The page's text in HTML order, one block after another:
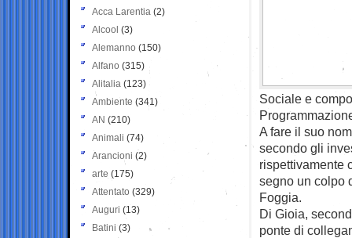
Sociale e
A fare il suo
secondo gli
rispettivamente
segno un colpo
Foggia.
Di Gioia,
ponte di
Acca Larentia (2)
Alcool (3)
Alemanno (150)
Alfano (315)
Alitalia (123)
Ambiente (341)
AN (210)
Animali (74)
Arancioni (2)
arte (175)
Attentato (329)
Auguri (13)
Batini (3)